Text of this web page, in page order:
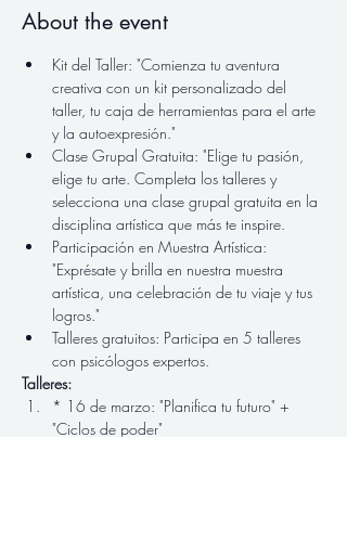
About the event
Kit del Taller: "Comienza tu aventura
creativa con un kit personalizado del
taller, tu caja de herramientas para el arte
y la autoexpresión."
Clase Grupal Gratuita: "Elige tu pasión,
elige tu arte. Completa los talleres y
selecciona una clase grupal gratuita en la
disciplina artística que más te inspire.
Participación en Muestra Artística:
"Exprésate y brilla en nuestra muestra
artística, una celebración de tu viaje y tus
logros."
Talleres gratuitos: Participa en 5 talleres
con psicólogos expertos.
Talleres:
* 16 de marzo: "Planifica tu futuro" +
"Ciclos de poder"